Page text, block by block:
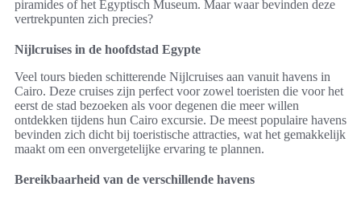
piramides of het Egyptisch Museum. Maar waar bevinden deze
vertrekpunten zich precies?
Nijlcruises in de hoofdstad Egypte
Veel tours bieden schitterende Nijlcruises aan vanuit havens in
Cairo. Deze cruises zijn perfect voor zowel toeristen die voor het
eerst de stad bezoeken als voor degenen die meer willen
ontdekken tijdens hun Cairo excursie. De meest populaire havens
bevinden zich dicht bij toeristische attracties, wat het gemakkelijk
maakt om een onvergetelijke ervaring te plannen.
Bereikbaarheid van de verschillende havens